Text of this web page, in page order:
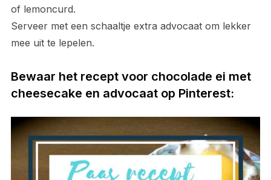
of lemoncurd.
Serveer met een schaaltje extra advocaat om lekker
mee uit te lepelen.
Bewaar het recept voor chocolade ei met
cheesecake en advocaat op Pinterest: